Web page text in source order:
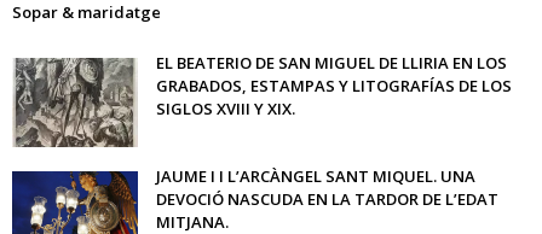
Sopar & maridatge
EL BEATERIO DE SAN MIGUEL DE LLIRIA EN LOS
GRABADOS, ESTAMPAS Y LITOGRAFÍAS DE LOS
SIGLOS XVIII Y XIX.
JAUME I I L’ARCÀNGEL SANT MIQUEL. UNA
DEVOCIÓ NASCUDA EN LA TARDOR DE L’EDAT
MITJANA.